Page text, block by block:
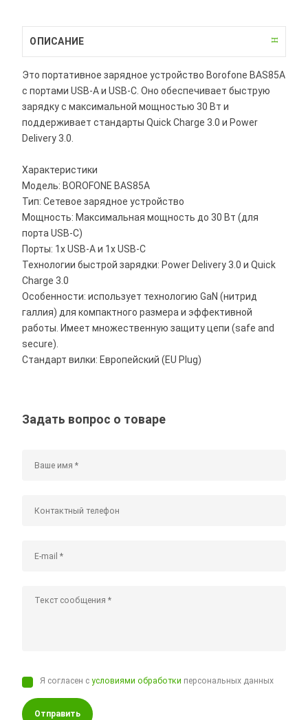
ОПИСАНИЕ
Это портативное зарядное устройство Borofone BAS85A
с портами USB-A и USB-C. Оно обеспечивает быструю
зарядку с максимальной мощностью 30 Вт и
поддерживает стандарты Quick Charge 3.0 и Power
Delivery 3.0.
Характеристики
Модель: BOROFONE BAS85A
Тип: Сетевое зарядное устройство
Мощность: Максимальная мощность до 30 Вт (для
порта USB-C)
Порты: 1x USB-A и 1x USB-C
Технологии быстрой зарядки: Power Delivery 3.0 и Quick
Charge 3.0
Особенности: использует технологию GaN (нитрид
галлия) для компактного размера и эффективной
работы. Имеет множественную защиту цепи (safe and
secure).
Стандарт вилки: Европейский (EU Plug)
Задать вопрос о товаре
Я согласен сусловиями обработки персональных данных
Отправить